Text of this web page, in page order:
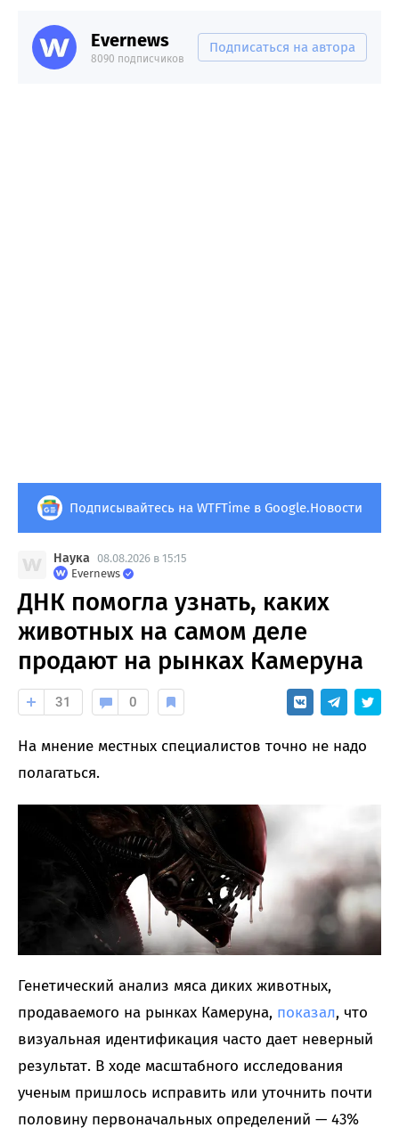
Evernews
8090 подписчиков
Подписаться на автора
Подписывайтесь на WTFTime в Google.Новости
Наука 08.08.2026 в 15:15
Evernews
ДНК помогла узнать, каких
животных на самом деле
продают на рынках Камеруна
31 0
На мнение местных специалистов точно не надо
полагаться.
Генетический анализ мяса диких животных,
продаваемого на рынках Камеруна, показал, что
визуальная идентификация часто дает неверный
результат. В ходе масштабного исследования
ученым пришлось исправить или уточнить почти
половину первоначальных определений — 43%